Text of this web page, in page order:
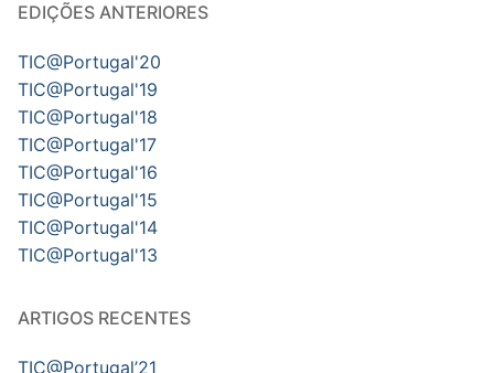
EDIÇÕES ANTERIORES
TIC@Portugal'20
TIC@Portugal'19
TIC@Portugal'18
TIC@Portugal'17
TIC@Portugal'16
TIC@Portugal'15
TIC@Portugal'14
TIC@Portugal'13
ARTIGOS RECENTES
TIC@Portugal’21